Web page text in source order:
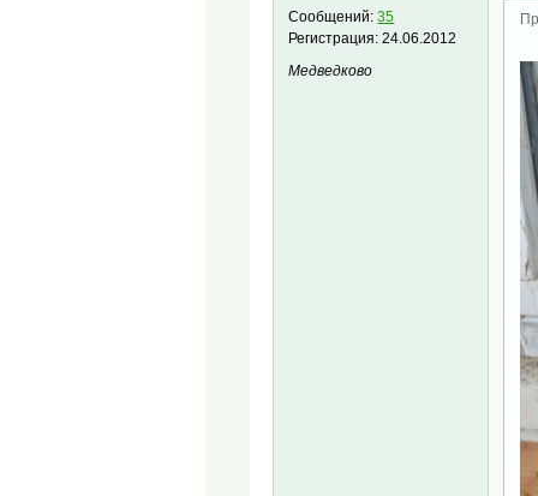
Сообщений:35
Регистрация:24.06.2012
Медведково